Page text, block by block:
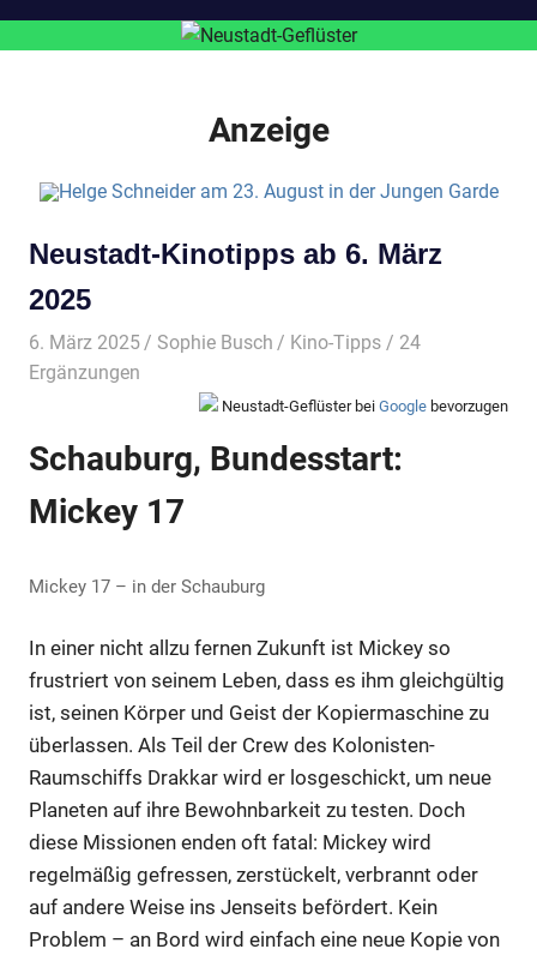
Anzeige
Neustadt-Kinotipps ab 6. März
2025
6. März 2025 Sophie Busch Kino-Tipps / 24
Ergänzungen
Neustadt-Geflüster bei Google bevorzugen
Schauburg, Bundesstart:
Mickey 17
Mickey 17 – in der Schauburg
In einer nicht allzu fernen Zukunft ist Mickey so
frustriert von seinem Leben, dass es ihm gleichgültig
ist, seinen Körper und Geist der Kopiermaschine zu
überlassen. Als Teil der Crew des Kolonisten-
Raumschiffs Drakkar wird er losgeschickt, um neue
Planeten auf ihre Bewohnbarkeit zu testen. Doch
diese Missionen enden oft fatal: Mickey wird
regelmäßig gefressen, zerstückelt, verbrannt oder
auf andere Weise ins Jenseits befördert. Kein
Problem – an Bord wird einfach eine neue Kopie von